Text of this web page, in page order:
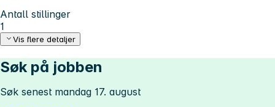
Antall stillinger
1
Vis flere detaljer
Søk på jobben
Søk senest mandag 17. august